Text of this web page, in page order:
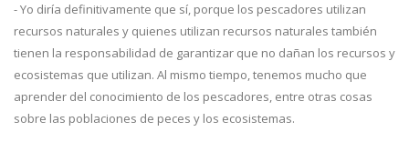
- Yo diría definitivamente que sí, porque los pescadores utilizan
recursos naturales y quienes utilizan recursos naturales también
tienen la responsabilidad de garantizar que no dañan los recursos y
ecosistemas que utilizan. Al mismo tiempo, tenemos mucho que
aprender del conocimiento de los pescadores, entre otras cosas
sobre las poblaciones de peces y los ecosistemas.